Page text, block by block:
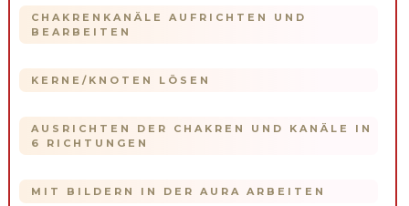
CHAKRENKANÄLE AUFRICHTEN UND
BEARBEITEN
KERNE/KNOTEN LÖSEN
AUSRICHTEN DER CHAKREN UND KANÄLE IN
6 RICHTUNGEN
MIT BILDERN IN DER AURA ARBEITEN